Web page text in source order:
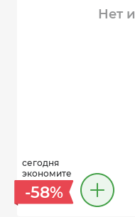
Нет
сегодня
экономите
-58%